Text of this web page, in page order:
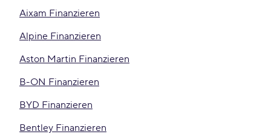
Aixam Finanzieren
Alpine Finanzieren
Aston Martin Finanzieren
B-ON Finanzieren
BYD Finanzieren
Bentley Finanzieren